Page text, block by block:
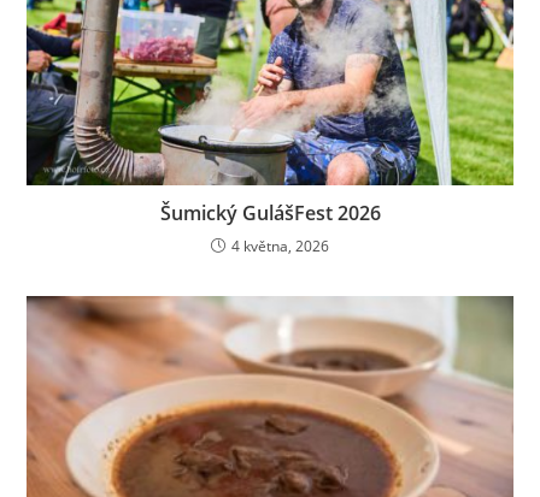
Šumický GulášFest 2026
4 května, 2026